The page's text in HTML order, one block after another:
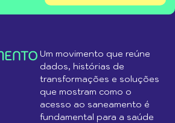
Um movimento que reúne
dados, histórias de
transformações e soluções
que mostram como o
acesso ao saneamento é
fundamental para a saúde